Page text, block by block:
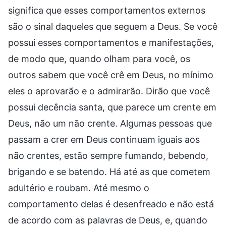
significa que esses comportamentos externos
são o sinal daqueles que seguem a Deus. Se você
possui esses comportamentos e manifestações,
de modo que, quando olham para você, os
outros sabem que você crê em Deus, no mínimo
eles o aprovarão e o admirarão. Dirão que você
possui decência santa, que parece um crente em
Deus, não um não crente. Algumas pessoas que
passam a crer em Deus continuam iguais aos
não crentes, estão sempre fumando, bebendo,
brigando e se batendo. Há até as que cometem
adultério e roubam. Até mesmo o
comportamento delas é desenfreado e não está
de acordo com as palavras de Deus, e, quando